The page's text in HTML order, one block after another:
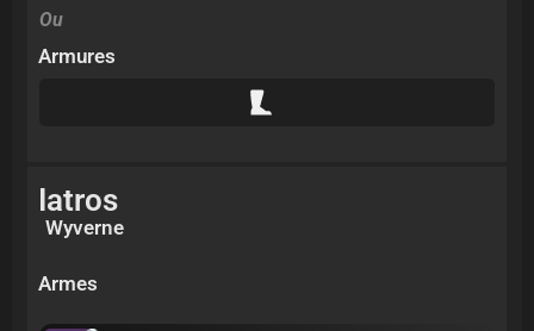
Ou
Armures
Iatros
Wyverne
Armes